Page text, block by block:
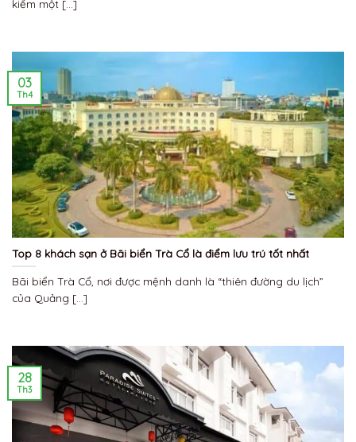
kiếm một [...]
Top 8 khách sạn ở Bãi biển Trà Cổ là điểm lưu trú tốt nhất
Bãi biển Trà Cổ, nơi được mệnh danh là “thiên đường du lịch”
của Quảng [...]
03
Th4
28
Th3